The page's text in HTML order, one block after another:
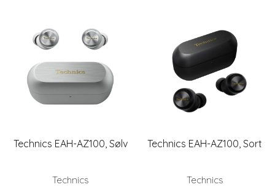
Technics EAH-AZ100, Sølv
Technics
Technics EAH-AZ100, Sort
Technics